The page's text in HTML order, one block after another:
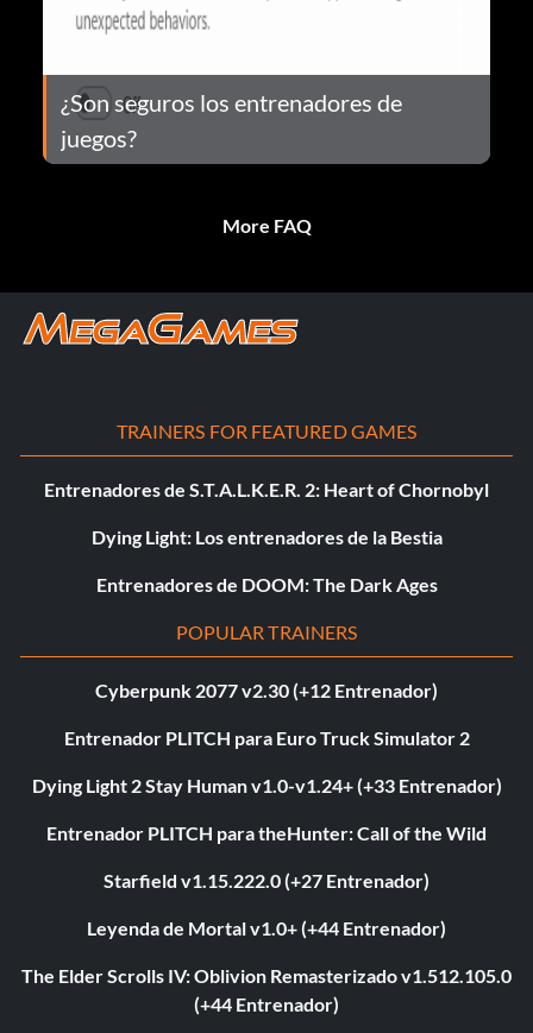
¿Son seguros los entrenadores de
juegos?
More FAQ
TRAINERS FOR FEATURED GAMES
Entrenadores de S.T.A.L.K.E.R. 2: Heart of Chornobyl
Dying Light: Los entrenadores de la Bestia
Entrenadores de DOOM: The Dark Ages
POPULAR TRAINERS
Cyberpunk 2077 v2.30 (+12 Entrenador)
Entrenador PLITCH para Euro Truck Simulator 2
Dying Light 2 Stay Human v1.0-v1.24+ (+33 Entrenador)
Entrenador PLITCH para theHunter: Call of the Wild
Starfield v1.15.222.0 (+27 Entrenador)
Leyenda de Mortal v1.0+ (+44 Entrenador)
The Elder Scrolls IV: Oblivion Remasterizado v1.512.105.0
(+44 Entrenador)